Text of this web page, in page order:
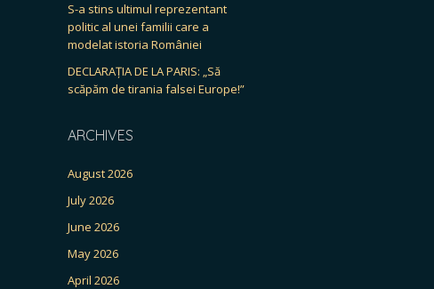
S-a stins ultimul reprezentant
politic al unei familii care a
modelat istoria României
DECLARAȚIA DE LA PARIS: „Să
scăpăm de tirania falsei Europe!”
ARCHIVES
August 2026
July 2026
June 2026
May 2026
April 2026